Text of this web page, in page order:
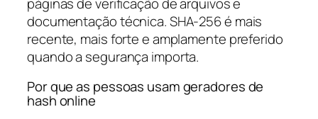
páginas de verificação de arquivos e
documentação técnica. SHA-256 é mais
recente, mais forte e amplamente preferido
quando a segurança importa.
Por que as pessoas usam geradores de
hash online